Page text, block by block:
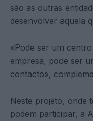
são as outras
desenvolver aquela
«Pode ser um
empresa, pode ser
contacto»,
Neste projeto, onde
podem participar, a